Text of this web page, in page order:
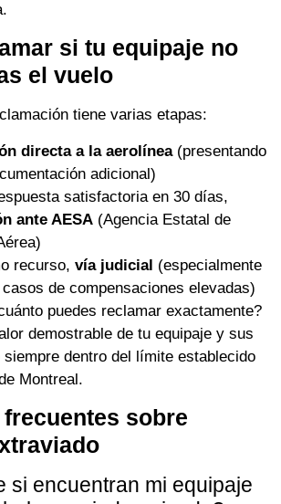
si tu equipaje no
el vuelo
tiene varias etapas:
directa a la aerolínea(presentando
adicional)
satisfactoria en 30 días,
ante AESA (Agencia Estatal de
recurso, vía judicial (especialmente
de compensaciones elevadas)
puedes reclamar exactamente?
demostrable de tu equipaje y sus
dentro del límite establecido
Montreal.
sobre
si encuentran mi equipaje